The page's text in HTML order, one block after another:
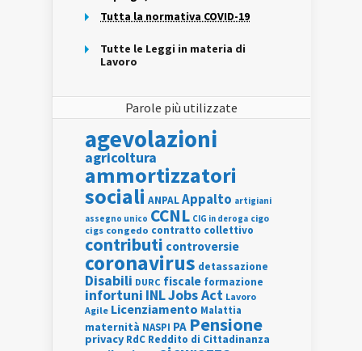
Tutta la normativa COVID-19
Tutte le Leggi in materia di
Lavoro
Parole più utilizzate
agevolazioni
agricoltura
ammortizzatori
sociali ANPALAppalto artigiani
assegno unico CCNL CIG in deroga cigo
cigs congedo contratto collettivo
contributi controversie
coronavirus detassazione
Disabili DURC fiscale formazione
infortuni INLJobs Act Lavoro
Agile Licenziamento Malattia
maternità NASPI PA Pensione
privacy RdC Reddito di Cittadinanza